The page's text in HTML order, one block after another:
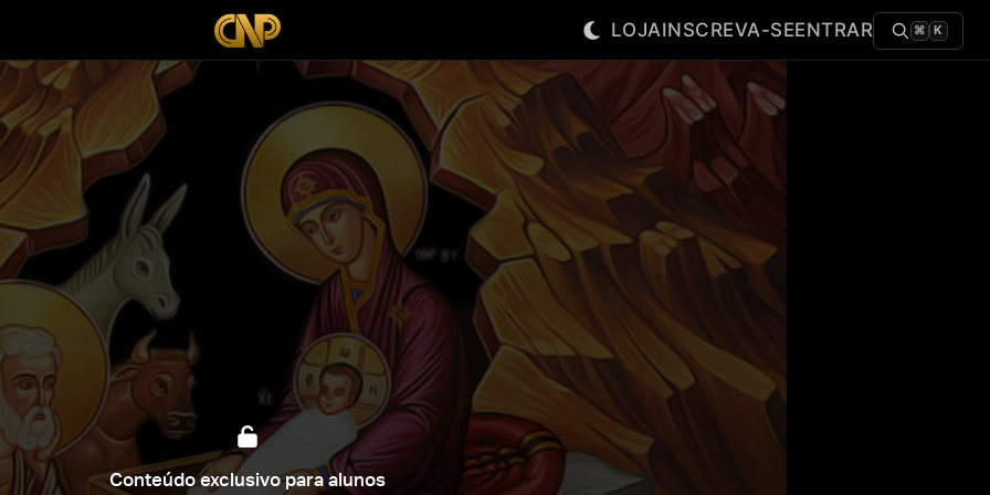
LOJAINSCREVA-SEENTRAR ⌘ K
Conteúdo exclusivo para alunos